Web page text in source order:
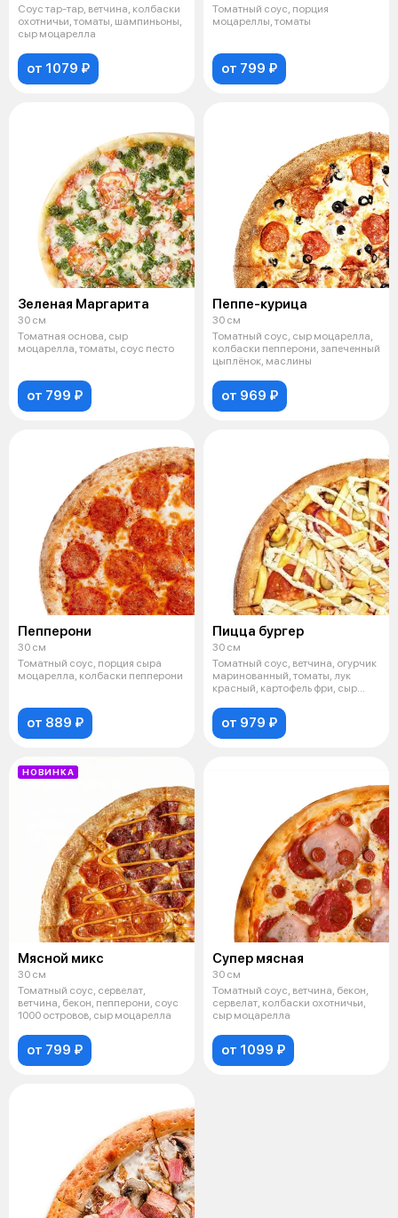
Соус тар-тар, ветчина, колбаски
охотничьи, томаты, шампиньоны,
сыр моцарелла
от 1079 ₽
Томатный соус, порция
моцареллы, томаты
от 799 ₽
Зеленая Маргарита
30 см
Томатная основа, сыр
моцарелла, томаты, соус песто
от 799 ₽
Пеппе-курица
30 см
Томатный соус, сыр моцарелла,
колбаски пепперони, запеченный
цыплёнок, маслины
от 969 ₽
Пепперони
30 см
Томатный соус, порция сыра
моцарелла, колбаски пепперони
от 889 ₽
Пицца бургер
30 см
Томатный соус, ветчина, огурчик
маринованный, томаты, лук
красный, картофель фри, сыр
от 979 ₽
НОВИНКА
Мясной микс
30 см
Томатный соус, сервелат,
ветчина, бекон, пепперони, соус
1000 островов, сыр моцарелла
от 799 ₽
Супер мясная
30 см
Томатный соус, ветчина, бекон,
сервелат, колбаски охотничьи,
сыр моцарелла
от 1099 ₽